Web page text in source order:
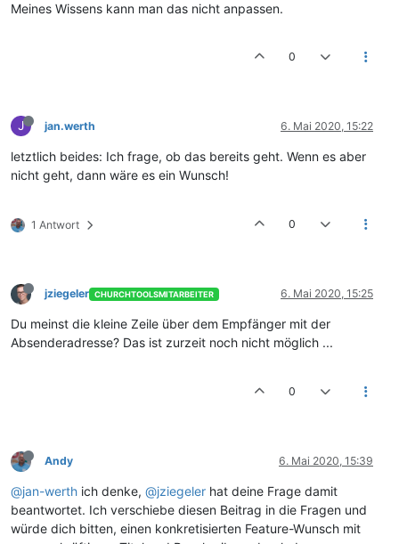
Meines Wissens kann man das nicht anpassen.
0
J jan.werth 6. Mai 2020, 15:22
letztlich beides: Ich frage, ob das bereits geht. Wenn es aber
nicht geht, dann wäre es ein Wunsch!
1 Antwort 0
jziegeler CHURCHTOOLSMITARBEITER 6. Mai 2020, 15:25
Du meinst die kleine Zeile über dem Empfänger mit der
Absenderadresse? Das ist zurzeit noch nicht möglich ...
0
Andy 6. Mai 2020, 15:39
@jan-werth ich denke, @jziegeler hat deine Frage damit
beantwortet. Ich verschiebe diesen Beitrag in die Fragen und
würde dich bitten, einen konkretisierten Feature-Wunsch mit